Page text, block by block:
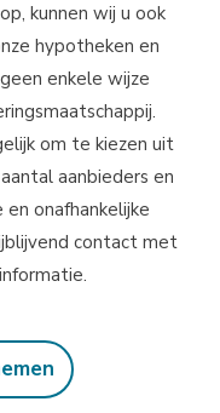
kunnen wij u ook
hypotheken en
enkele wijze
om te kiezen uit
aanbieders en
onafhankelijke
contact met